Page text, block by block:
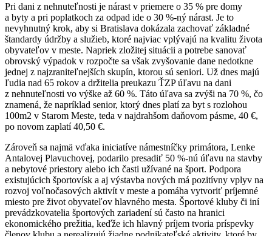
Pri dani z nehnuteľnosti je nárast v priemere o 35 % pre domy
a byty a pri poplatkoch za odpad ide o 30 %-ný nárast. Je to
nevyhnutný krok, aby si Bratislava dokázala zachovať základné
štandardy údržby a služieb, ktoré najviac vplývajú na kvalitu života
obyvateľov v meste. Napriek zložitej situácii a potrebe sanovať
obrovský výpadok v rozpočte sa však zvyšovanie dane nedotkne
jednej z najzraniteľnejších skupín, ktorou sú seniori. Už dnes majú
ľudia nad 65 rokov a držitelia preukazu ŤZP úľavu na dani
z nehnuteľnosti vo výške až 60 %. Táto úľava sa zvýši na 70 %, čo
znamená, že napríklad senior, ktorý dnes platí za byt s rozlohou
100m2 v Starom Meste, teda v najdrahšom daňovom pásme, 40 €,
po novom zaplatí 40,50 €.
Zároveň sa najmä vďaka iniciatíve námestníčky primátora, Lenke
Antalovej Plavuchovej, podarilo presadiť 50 %-nú úľavu na stavby
a nebytové priestory alebo ich časti užívané na šport. Podpora
existujúcich športovísk a aj výstavba nových má pozitívny vplyv na
rozvoj voľnočasových aktivít v meste a pomáha vytvoriť príjemné
miesto pre život obyvateľov hlavného mesta. Športové kluby či iní
prevádzkovatelia športových zariadení sú často na hranici
ekonomického prežitia, keďže ich hlavný príjem tvoria príspevky